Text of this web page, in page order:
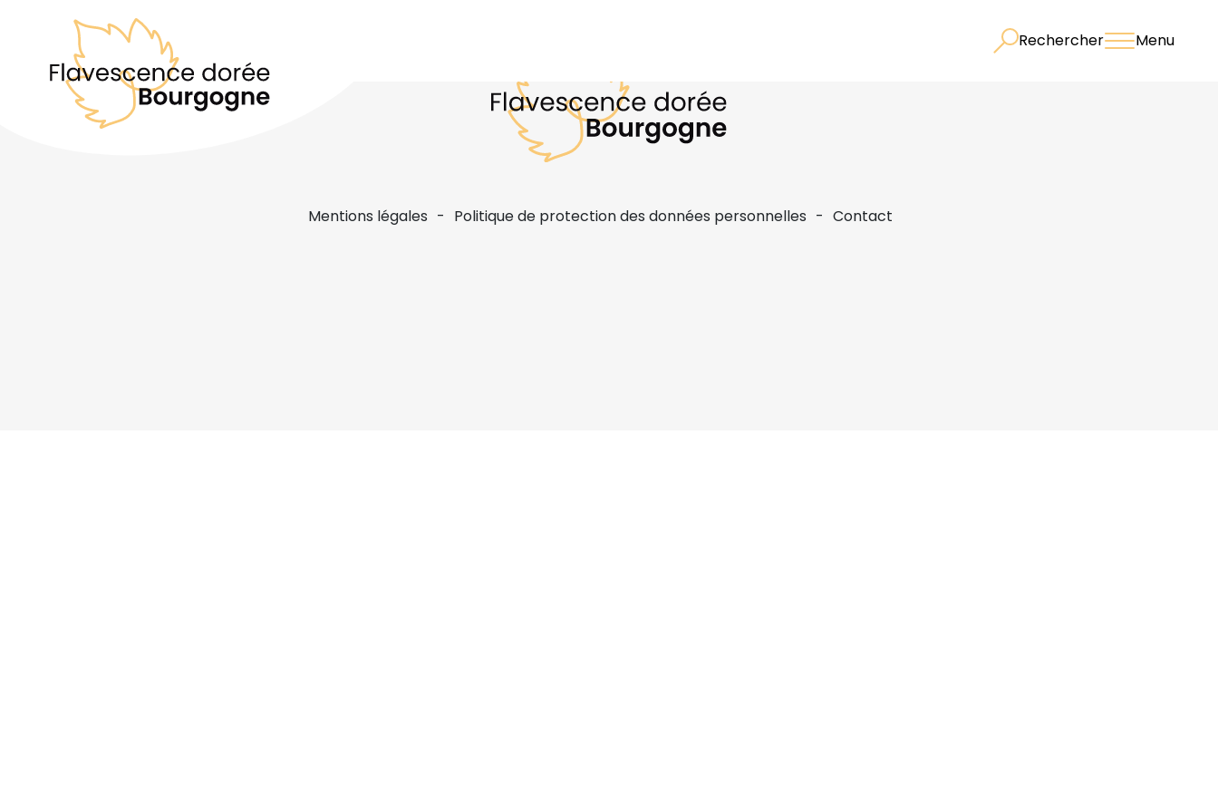
Rechercher Menu
Mentions légales Politique de protection des données personnelles Contact